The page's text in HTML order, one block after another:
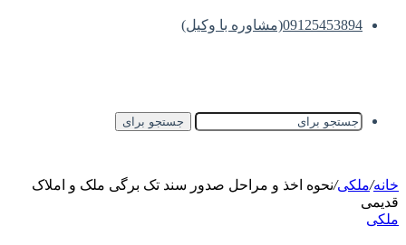
09125453894(مشاوره با وکیل)
جستجو برای
خانه/ملکی/نحوه اخذ و مراحل صدور سند تک برگی ملک و املاک
قدیمی
ملکی